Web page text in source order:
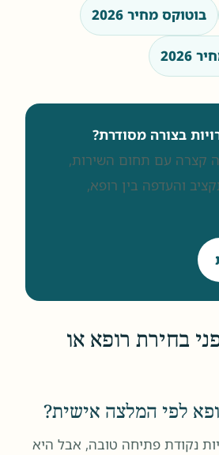
בוטוקס מחיר 2026
בצורה מסודרת?
קצרה עם תחום השירות,
והעדפה בין רופא,
בחירת רופא או
לפי המלצה אישית?
נקודת פתיחה טובה, אבל היא